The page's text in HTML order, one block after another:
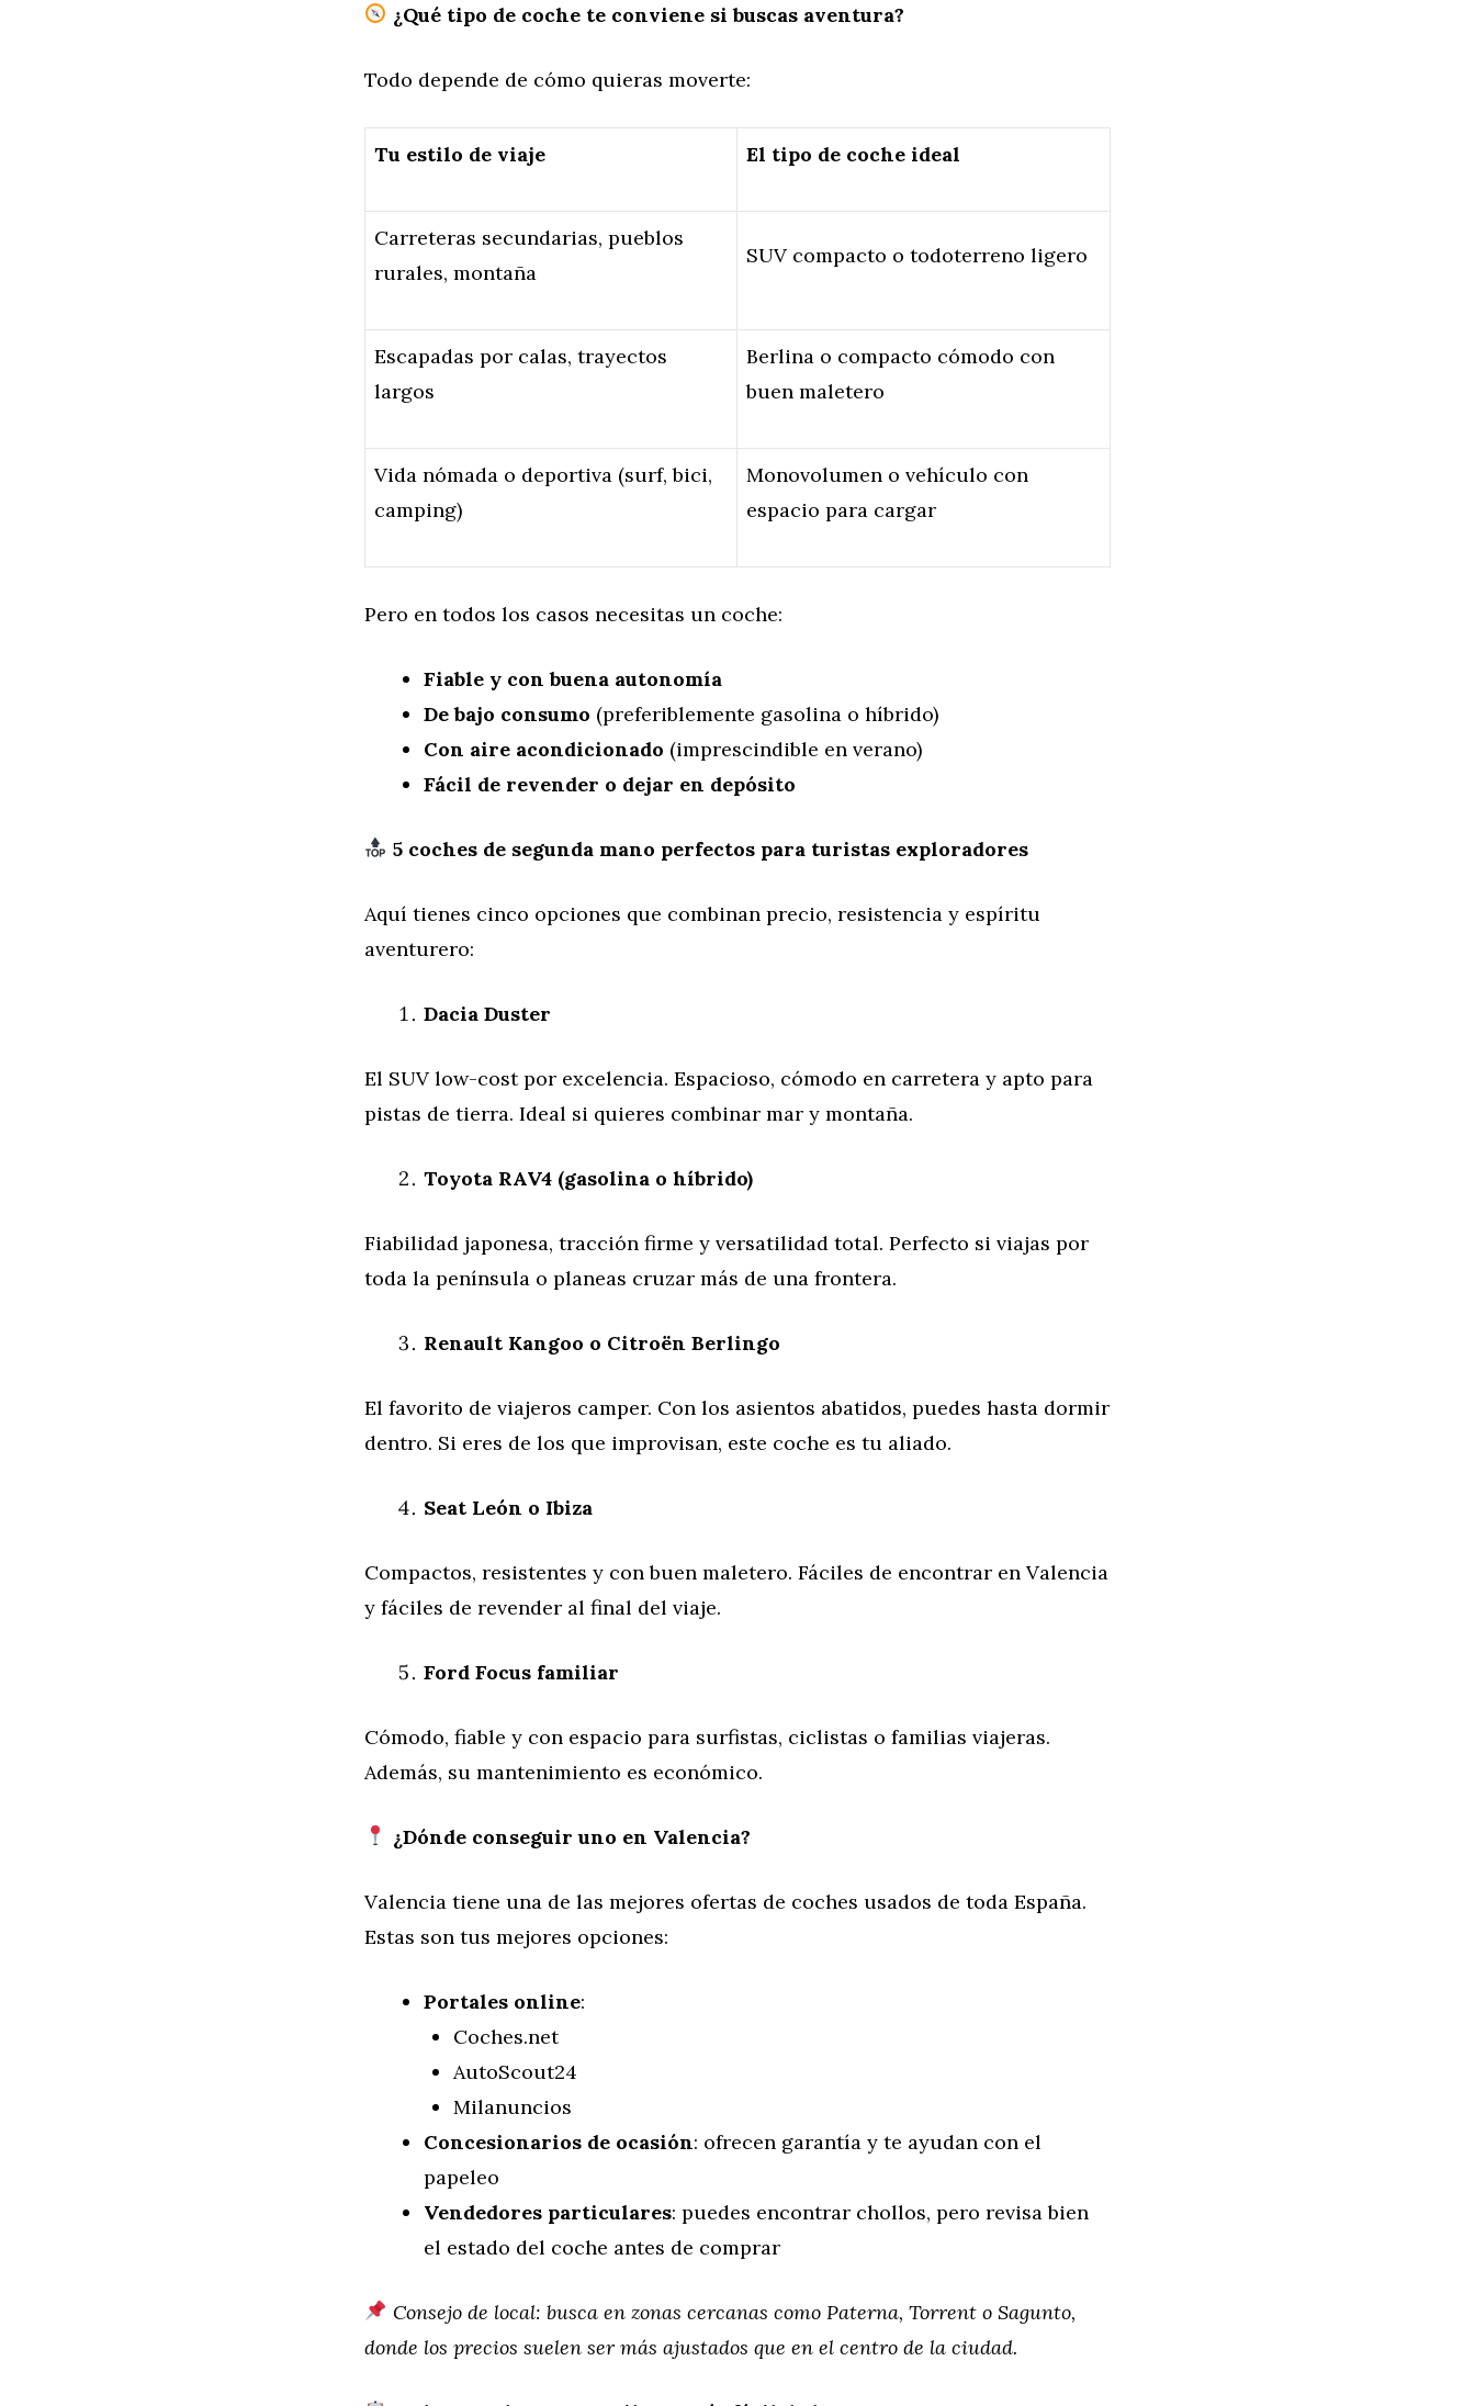
¿Qué tipo de coche te conviene si buscas aventura?
Todo depende de cómo quieras moverte:
Tu estilo de viaje El tipo de coche ideal
Carreteras secundarias, pueblos
rurales, montaña
SUV compacto o todoterreno ligero
Escapadas por calas, trayectos
largos
Berlina o compacto cómodo con
buen maletero
Vida nómada o deportiva (surf, bici,
camping)
Monovolumen o vehículo con
espacio para cargar
Pero en todos los casos necesitas un coche:
Fiable y con buena autonomía
De bajo consumo (preferiblemente gasolina o híbrido)
Con aire acondicionado (imprescindible en verano)
Fácil de revender o dejar en depósito
5 coches de segunda mano perfectos para turistas exploradores
Aquí tienes cinco opciones que combinan precio, resistencia y espíritu
aventurero:
Dacia Duster
El SUV low-cost por excelencia. Espacioso, cómodo en carretera y apto para
pistas de tierra. Ideal si quieres combinar mar y montaña.
Toyota RAV4 (gasolina o híbrido)
Fiabilidad japonesa, tracción firme y versatilidad total. Perfecto si viajas por
toda la península o planeas cruzar más de una frontera.
Renault Kangoo o Citroën Berlingo
El favorito de viajeros camper. Con los asientos abatidos, puedes hasta dormir
dentro. Si eres de los que improvisan, este coche es tu aliado.
Seat León o Ibiza
Compactos, resistentes y con buen maletero. Fáciles de encontrar en Valencia
y fáciles de revender al final del viaje.
Ford Focus familiar
Cómodo, fiable y con espacio para surfistas, ciclistas o familias viajeras.
Además, su mantenimiento es económico.
¿Dónde conseguir uno en Valencia?
Valencia tiene una de las mejores ofertas de coches usados de toda España.
Estas son tus mejores opciones:
Portales online:
Coches.net
AutoScout24
Milanuncios
Concesionarios de ocasión: ofrecen garantía y te ayudan con el
papeleo
Vendedores particulares: puedes encontrar chollos, pero revisa bien
el estado del coche antes de comprar
Consejo de local: busca en zonas cercanas como Paterna, Torrent o Sagunto,
donde los precios suelen ser más ajustados que en el centro de la ciudad.